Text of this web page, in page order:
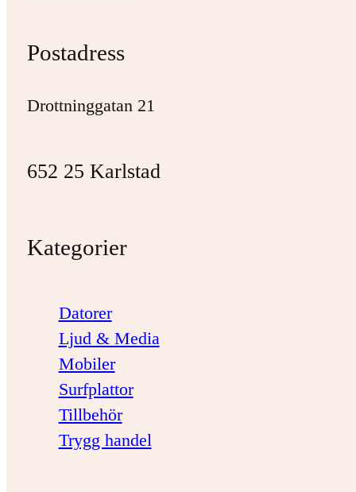
Postadress
Drottninggatan 21
652 25 Karlstad
Kategorier
Datorer
Ljud & Media
Mobiler
Surfplattor
Tillbehör
Trygg handel